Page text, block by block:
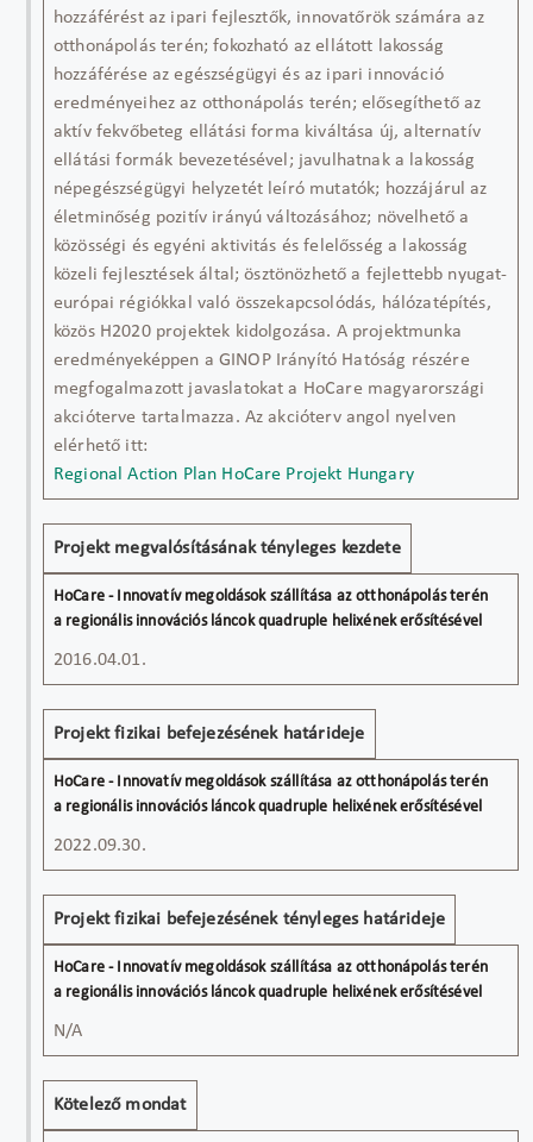
hozzáférést az ipari fejlesztők, innovatőrök számára az
otthonápolás terén; fokozható az ellátott lakosság
hozzáférése az egészségügyi és az ipari innováció
eredményeihez az otthonápolás terén; elősegíthető az
aktív fekvőbeteg ellátási forma kiváltása új, alternatív
ellátási formák bevezetésével; javulhatnak a lakosság
népegészségügyi helyzetét leíró mutatók; hozzájárul az
életminőség pozitív irányú változásához; növelhető a
közösségi és egyéni aktivitás és felelősség a lakosság
közeli fejlesztések által; ösztönözhető a fejlettebb nyugat-
európai régiókkal való összekapcsolódás, hálózatépítés,
közös H2020 projektek kidolgozása. A projektmunka
eredményeképpen a GINOP Irányító Hatóság részére
megfogalmazott javaslatokat a HoCare magyarországi
akcióterve tartalmazza. Az akcióterv angol nyelven
elérhető itt:
Regional Action Plan HoCare Projekt Hungary
Projekt megvalósításának tényleges kezdete
2016.04.01.
Projekt fizikai befejezésének határideje
2022.09.30.
Projekt fizikai befejezésének tényleges határideje
N/A
Kötelező mondat